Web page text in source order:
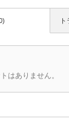
はありません。